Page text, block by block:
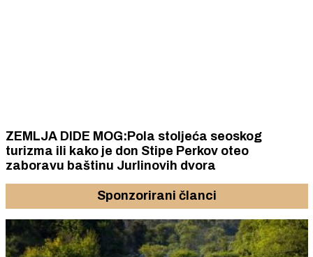
ZEMLJA DIDE MOG:Pola stoljeća seoskog
turizma ili kako je don Stipe Perkov oteo
zaboravu baštinu Jurlinovih dvora
Sponzorirani članci